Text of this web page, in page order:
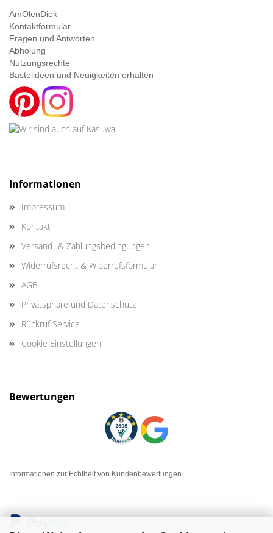
AmOlenDiek
Kontaktformular
Fragen und Antworten
Abholung
Nutzungsrechte
Bastelideen und Neuigkeiten erhalten
Informationen
Impressum
Kontakt
Versand- & Zahlungsbedingungen
Widerrufsrecht & Widerrufsformular
AGB
Privatsphäre und Datenschutz
Rückruf Service
Cookie Einstellungen
Bewertungen
Informationen zur Echtheit von Kundenbewertungen